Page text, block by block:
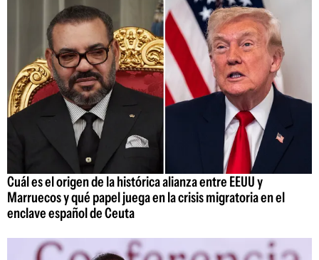
Cuál es el origen de la histórica alianza entre EEUU y
Marruecos y qué papel juega en la crisis migratoria en el
enclave español de Ceuta